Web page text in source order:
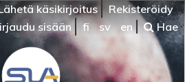
käsikirjoitus
Rekisteröidy
sisään
fi sv en Hae